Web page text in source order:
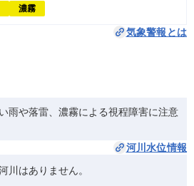
濃霧
気象警報とは
雨や落雷、濃霧による視程障害に注意
河川水位情報
川はありません。